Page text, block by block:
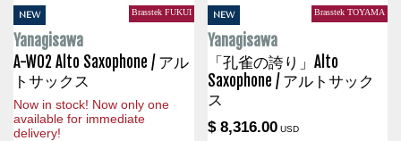
NEW Brasstek FUKUI
Yanagisawa
A-WO2 Alto Saxophone / アル
トサックス
Now in stock! Now only one
available for immediate
delivery!
NEW Brasstek TOYAMA
Yanagisawa
「孔雀の誇り」Alto
Saxophone / アルトサック
ス
$ 8,316.00USD